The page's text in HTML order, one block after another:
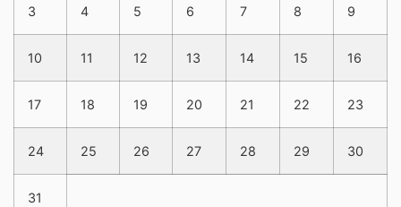
3 4 5 6 7 8 9
10 11 12 13 14 15 16
17 18 19 20 21 22 23
24 25 26 27 28 29 30
31